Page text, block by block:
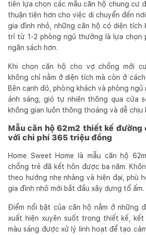
tiên lựa chọn các mẫu căn hộ chung cư
thuận tiện hơn cho việc di chuyển đến
gia đình nhỏ, những căn hộ có diện tích
trí từ 1-2 phòng ngủ thường là lựa chọn
ngân sách hơn.
Khi chọn căn hộ cho vợ chồng mới
không chỉ nằm ở diện tích mà còn ở
Bên cạnh đó, phòng khách và phòng
ánh sáng, gió tự nhiên thông qua cửa
không gian luôn thông thoáng và dễ chịu
Mẫu căn hộ 62m2 thiết kế
với chi phí 365 triệu đồng
Home Sweet Home là mẫu căn hộ
chồng trẻ đã kết hôn được ba năm.
theo hướng nhẹ nhàng và hiện đại, phù
gia đình nhỏ mới bắt đầu xây dựng tổ ấm.
Điểm nổi bật của căn hộ nằm ở những
xuất hiện xuyên suốt trong thiết kế, kết
màu sáng được xử lý linh hoạt để tạo